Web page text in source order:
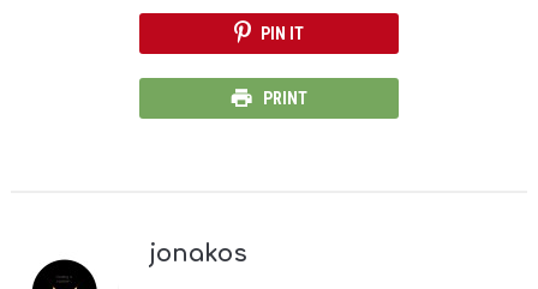
PIN IT
PRINT
jonakos